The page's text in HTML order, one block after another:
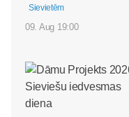
Sievietēm
09. Aug 19:00